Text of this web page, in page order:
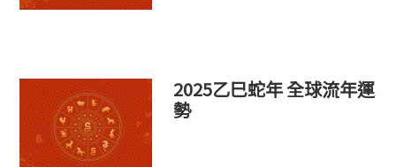
2025乙巳蛇年 全球流年運
勢